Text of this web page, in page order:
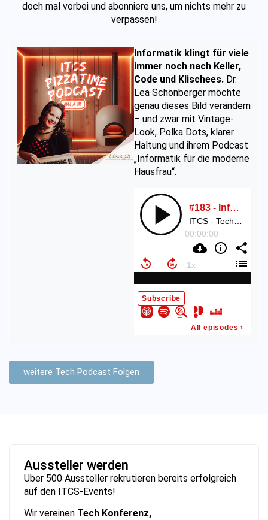
doch mal vorbei und abonniere uns, um nichts mehr zu
verpassen!
Informatik klingt für viele
immer noch nach Keller,
Code und Klischees. Dr.
Lea Schönberger möchte
genau dieses Bild verändern
– und zwar mit Vintage-
Look, Polka Dots, klarer
Haltung und ihrem Podcast
„Informatik für die moderne
Hausfrau“.
weitere Tech Podcast Folgen
Aussteller werden
Über 500 Aussteller rekrutieren bereits erfolgreich
auf den ITCS-Events!
Wir vereinen Tech Konferenz,